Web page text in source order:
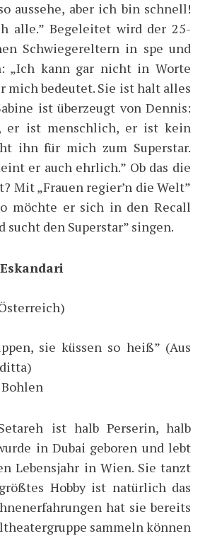
aussehe, aber ich bin schnell!
alle.” Begeleitet wird der 25-
Schwiegereltern in spe und
„Ich kann gar nicht in Worte
mich bedeutet. Sie ist halt alles
ist überzeugt von Dennis:
er ist menschlich, er ist kein
ihn für mich zum Superstar.
er auch ehrlich.” Ob das die
Mit „Frauen regier’n die Welt”
möchte er sich in den Recall
sucht den Superstar” singen.
sie küssen so heiß” (Aus
ist halb Perserin, halb
in Dubai geboren und lebt
Lebensjahr in Wien. Sie tanzt
Hobby ist natürlich das
hat sie bereits
sammeln können